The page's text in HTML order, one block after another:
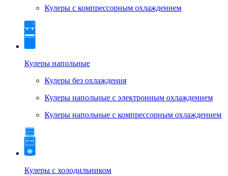
Кулеры с компрессорным охлаждением
Кулеры напольные
Кулеры без охлаждения
Кулеры напольные с электронным охлаждением
Кулеры напольные с компрессорным охлаждением
Кулеры с холодильником